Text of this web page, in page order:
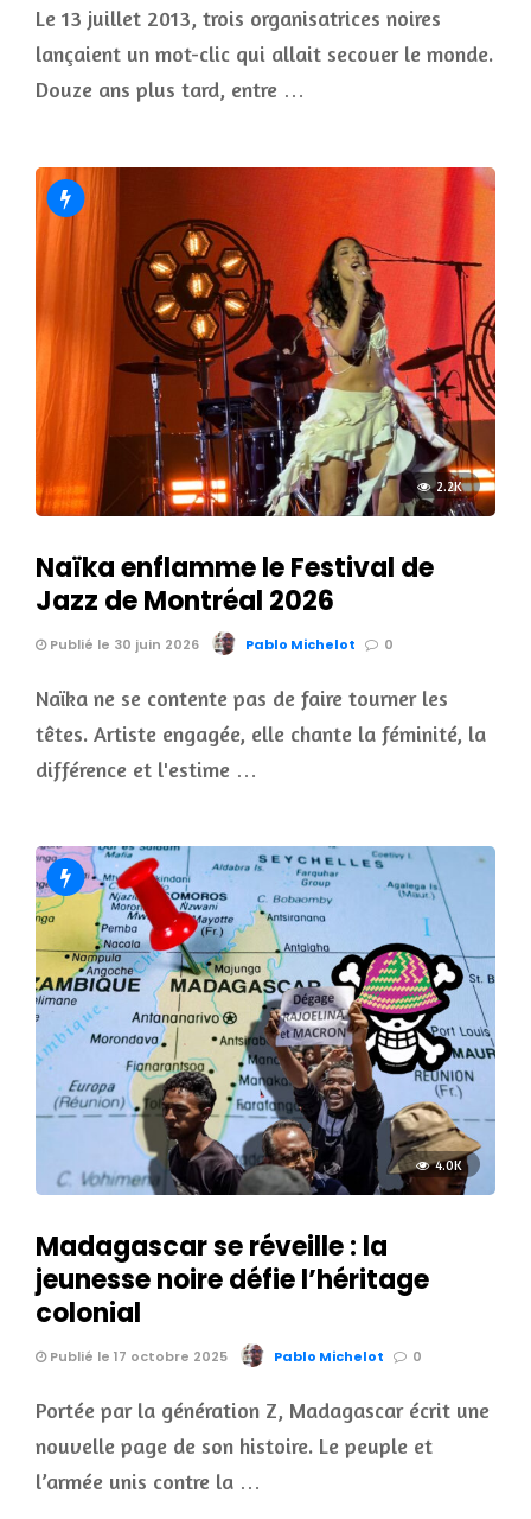
Le 13 juillet 2013, trois organisatrices noires
lançaient un mot-clic qui allait secouer le monde.
Douze ans plus tard, entre …
2.2K
Naïka enflamme le Festival de
Jazz de Montréal 2026
Publié le 30 juin 2026 Pablo Michelot 0
Naïka ne se contente pas de faire tourner les
têtes. Artiste engagée, elle chante la féminité, la
différence et l'estime …
4.0K
Madagascar se réveille : la
jeunesse noire défie l’héritage
colonial
Publié le 17 octobre 2025 Pablo Michelot 0
Portée par la génération Z, Madagascar écrit une
nouvelle page de son histoire. Le peuple et
l’armée unis contre la …